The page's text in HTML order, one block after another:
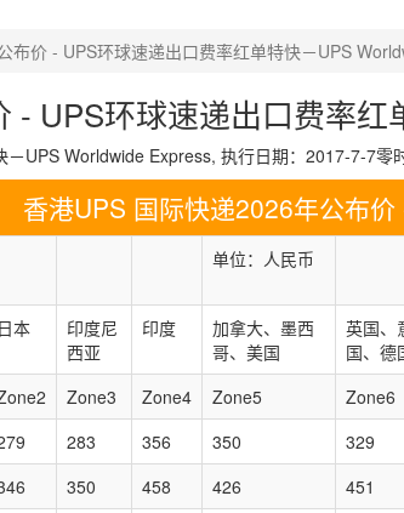
布价 - UPS环球速递出口费率红单特快－UPS
- UPS环球速递出口费率
UPS Worldwide Express, 执行日期：2017-7-7零
香港UPS 国际快递2026年公布
单位：人民币
本
印度尼
西亚
印度
加拿大、墨西
哥、美国
英国、
国、德
Zone3 Zone4 Zone5 Zone6
283 356 350 329
350 458 426 451